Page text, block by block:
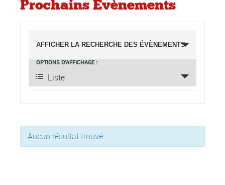
Prochains Évènements
navigation
vues
AFFICHER LA RECHERCHE DES ÉVÈNEMENTS
Navigation
de
vues
évènement
OPTIONS D’AFFICHAGE
Liste
Aucun résultat trouvé.